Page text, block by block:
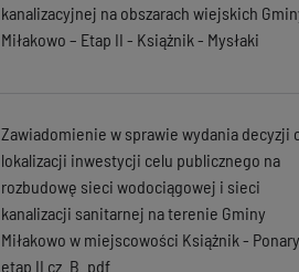
kanalizacyjnej na obszarach wiejskich
Miłakowo – Etap II - Książnik - Mysłaki
Zawiadomienie w sprawie wydania decyzji
lokalizacji inwestycji celu publicznego na
rozbudowę sieci wodociągowej i sieci
kanalizacji sanitarnej na terenie Gminy
Miłakowo w miejscowości Książnik - Ponary
etap II cz. B. pdf